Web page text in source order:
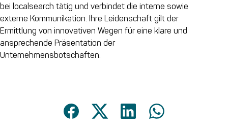
bei localsearch tätig und verbindet die interne sowie
externe Kommunikation. Ihre Leidenschaft gilt der
Ermittlung von innovativen Wegen für eine klare und
ansprechende Präsentation der
Unternehmensbotschaften.